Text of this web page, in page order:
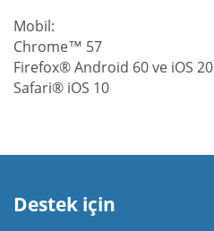
Mobil:
Chrome™ 57
Firefox® Android 60 ve iOS 20
Safari® iOS 10
Destek için